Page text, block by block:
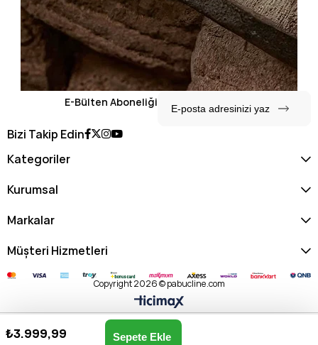
E-Bülten Aboneliği
Bizi Takip Edin
Kategoriler
Kurumsal
Markalar
Müşteri Hizmetleri
Copyright 2026 © pabucline.com
U.s. Polo Assn. Kadın Omuz & Kol Çantası US25118-BEJ
₺3.999,99
Anasayfa Favorilerim